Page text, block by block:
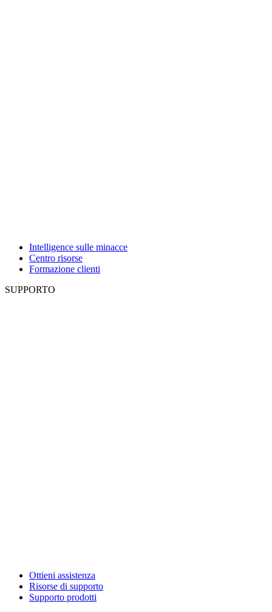
Intelligence sulle minacce
Centro risorse
Formazione clienti
SUPPORTO
Ottieni assistenza
Risorse di supporto
Supporto prodotti